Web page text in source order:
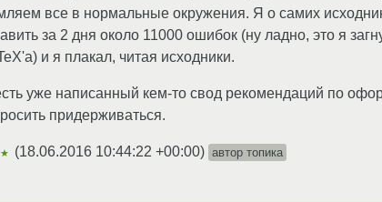
все в нормальные окружения. Я о самих
за 2 дня около 11000 ошибок (ну ладно, это я
и я плакал, читая исходники.
уже написанный кем-то свод рекомендаций по
придерживаться.
(18.06.2016 10:44:22 +00:00) автор топика